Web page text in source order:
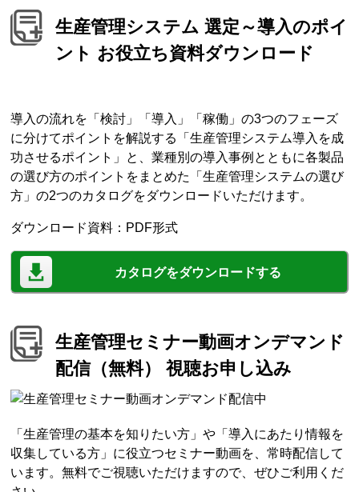
生産管理システム 選定～導入のポイ
ント お役立ち資料ダウンロード
導入の流れを「検討」「導入」「稼働」の3つのフェーズ
に分けてポイントを解説する「生産管理システム導入を成
功させるポイント」と、業種別の導入事例とともに各製品
の選び方のポイントをまとめた「生産管理システムの選び
方」の2つのカタログをダウンロードいただけます。
ダウンロード資料：PDF形式
カタログをダウンロードする
生産管理セミナー動画オンデマンド
配信（無料） 視聴お申し込み
「生産管理の基本を知りたい方」や「導入にあたり情報を
収集している方」に役立つセミナー動画を、常時配信して
います。無料でご視聴いただけますので、ぜひご利用くだ